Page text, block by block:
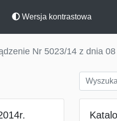
Wersja kontrastowa
Nr 5023/14 z dnia